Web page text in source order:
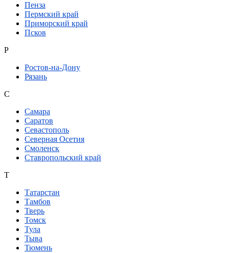
Пенза
Пермский край
Приморский край
Псков
Р
Ростов-на-Дону
Рязань
С
Самара
Саратов
Севастополь
Северная Осетия
Смоленск
Ставропольский край
Т
Татарстан
Тамбов
Тверь
Томск
Тула
Тыва
Тюмень